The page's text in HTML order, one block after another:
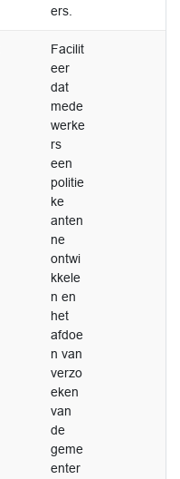
ers.
Facilit
eer
dat
mede
werke
rs
een
politie
ke
anten
ne
ontwi
kkele
n en
het
afdoe
n van
verzo
eken
van
de
geme
enter